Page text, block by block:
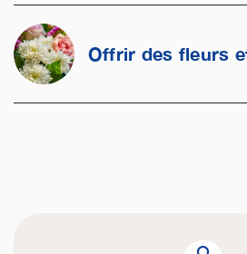
Offrir des fleurs